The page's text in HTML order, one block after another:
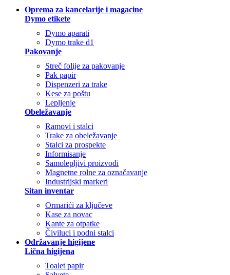
Oprema za kancelarije i magacine
Dymo etikete
Dymo aparati
Dymo trake d1
Pakovanje
Streč folije za pakovanje
Pak papir
Dispenzeri za trake
Kese za poštu
Lepljenje
Obeležavanje
Ramovi i stalci
Trake za obeležavanje
Stalci za prospekte
Informisanje
Samolepljivi proizvodi
Magnetne rolne za označavanje
Industrijski markeri
Sitan inventar
Ormarići za ključeve
Kase za novac
Kante za otpatke
Čiviluci i podni stalci
Održavanje higijene
Lična higijena
Toalet papir